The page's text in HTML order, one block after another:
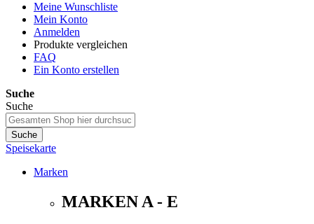
Meine Wunschliste
Mein Konto
Anmelden
Produkte vergleichen
FAQ
Ein Konto erstellen
Suche
Suche
Suche
Speisekarte
Marken
MARKEN A - E